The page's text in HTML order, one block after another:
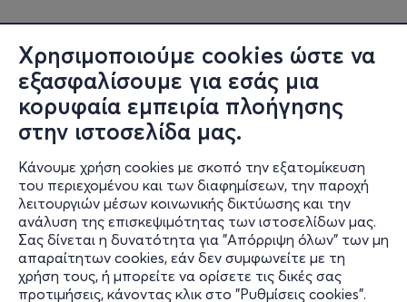
Χρησιμοποιούμε cookies ώστε να
εξασφαλίσουμε για εσάς μια
κορυφαία εμπειρία πλοήγησης
στην ιστοσελίδα μας.
Κάνουμε χρήση cookies με σκοπό την εξατομίκευση
του περιεχομένου και των διαφημίσεων, την παροχή
λειτουργιών μέσων κοινωνικής δικτύωσης και την
ανάλυση της επισκεψιμότητας των ιστοσελίδων μας.
Σας δίνεται η δυνατότητα για "Απόρριψη όλων" των μη
απαραίτητων cookies, εάν δεν συμφωνείτε με τη
χρήση τους, ή μπορείτε να ορίσετε τις δικές σας
προτιμήσεις, κάνοντας κλικ στο "Ρυθμίσεις cookies".